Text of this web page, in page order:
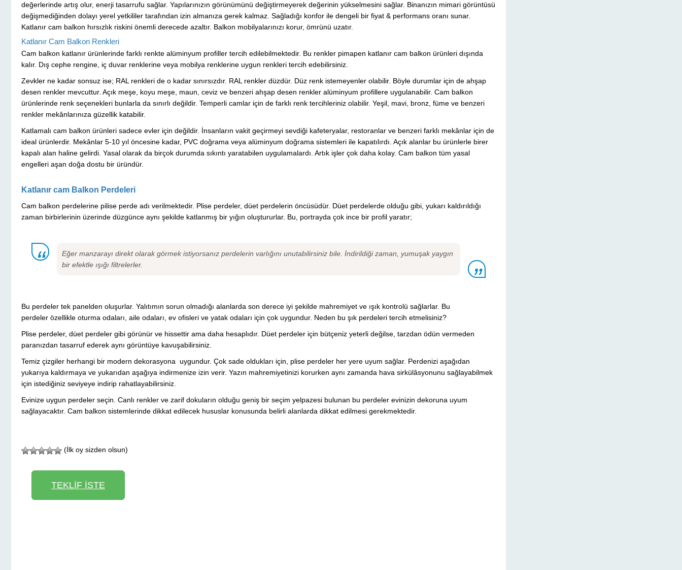
değerlerinde artış olur, enerji tasarrufu sağlar. Yapılarınızın görünümünü değiştirmeyerek değerinin yükselmesini sağlar. Binanızın mimari görüntüsü
değişmediğinden dolayı yerel yetkililer tarafından izin almanıza gerek kalmaz. Sağladığı konfor ile dengeli bir fiyat & performans oranı sunar.
Katlanır cam balkon hırsızlık riskini önemli derecede azaltır. Balkon mobilyalarınızı korur, ömrünü uzatır.
Katlanır Cam Balkon Renkleri
Cam balkon katlanır ürünlerinde farklı renkte alüminyum profiller tercih edilebilmektedir. Bu renkler pimapen katlanır cam balkon ürünleri dışında
kalır. Dış cephe rengine, iç duvar renklerine veya mobilya renklerine uygun renkleri tercih edebilirsiniz.
Zevkler ne kadar sonsuz ise; RAL renkleri de o kadar sınırsızdır. RAL renkler düzdür. Düz renk istemeyenler olabilir. Böyle durumlar için de ahşap
desen renkler mevcuttur. Açık meşe, koyu meşe, maun, ceviz ve benzeri ahşap desen renkler alüminyum profillere uygulanabilir. Cam balkon
ürünlerinde renk seçenekleri bunlarla da sınırlı değildir. Temperli camlar için de farklı renk tercihleriniz olabilir. Yeşil, mavi, bronz, füme ve benzeri
renkler mekânlarınıza güzellik katabilir.
Katlamalı cam balkon ürünleri sadece evler için değildir. İnsanların vakit geçirmeyi sevdiği kafeteryalar, restoranlar ve benzeri farklı mekânlar için de
ideal ürünlerdir. Mekânlar 5-10 yıl öncesine kadar, PVC doğrama veya alüminyum doğrama sistemleri ile kapatılırdı. Açık alanlar bu ürünlerle birer
kapalı alan haline gelirdi. Yasal olarak da birçok durumda sıkıntı yaratabilen uygulamalardı. Artık işler çok daha kolay. Cam balkon tüm yasal
engelleri aşan doğa dostu bir üründür.
Katlanır cam Balkon Perdeleri
Cam balkon perdelerine pilise perde adı verilmektedir. Plise perdeler, düet perdelerin öncüsüdür. Düet perdelerde olduğu gibi, yukarı kaldırıldığı
zaman birbirlerinin üzerinde düzgünce aynı şekilde katlanmış bir yığın oluştururlar. Bu, portrayda çok ince bir profil yaratır;
Eğer manzarayı direkt olarak görmek istiyorsanız perdelerin varlığını unutabilirsiniz bile. İndirildiği zaman, yumuşak yaygın
bir efektle ışığı filtrelerler.
Bu perdeler tek panelden oluşurlar. Yalıtımın sorun olmadığı alanlarda son derece iyi şekilde mahremiyet ve ışık kontrolü sağlarlar. Bu
perdeler özellikle oturma odaları, aile odaları, ev ofisleri ve yatak odaları için çok uygundur. Neden bu şık perdeleri tercih etmelisiniz?
Plise perdeler, düet perdeler gibi görünür ve hissettir ama daha hesaplıdır. Düet perdeler için bütçeniz yeterli değilse, tarzdan ödün vermeden
paranızdan tasarruf ederek aynı görüntüye kavuşabilirsiniz.
Temiz çizgiler herhangi bir modern dekorasyona uygundur. Çok sade oldukları için, plise perdeler her yere uyum sağlar. Perdenizi aşağıdan
yukarıya kaldırmaya ve yukarıdan aşağıya indirmenize izin verir. Yazın mahremiyetinizi korurken aynı zamanda hava sirkülâsyonunu sağlayabilmek
için istediğiniz seviyeye indirip rahatlayabilirsiniz.
Evinize uygun perdeler seçin. Canlı renkler ve zarif dokuların olduğu geniş bir seçim yelpazesi bulunan bu perdeler evinizin dekoruna uyum
sağlayacaktır. Cam balkon sistemlerinde dikkat edilecek hususlar konusunda belirli alanlarda dikkat edilmesi gerekmektedir.
(İlk oy sizden olsun)
TEKLİF İSTE